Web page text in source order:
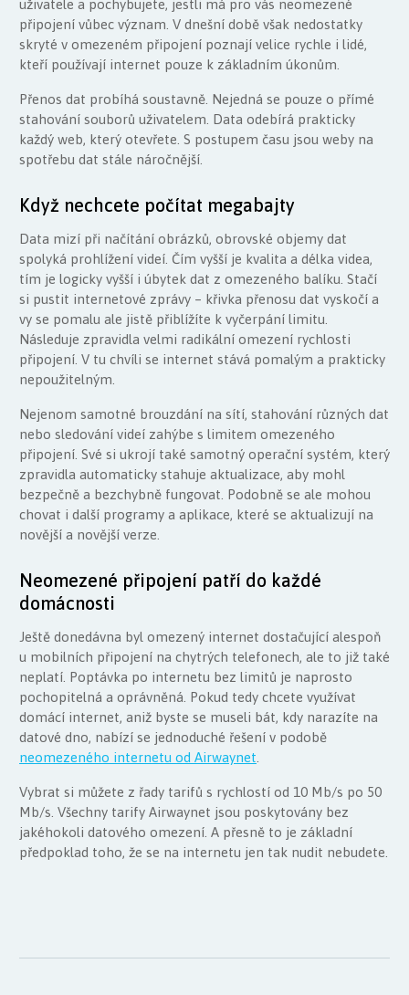
uživatele a pochybujete, jestli má pro vás neomezené
připojení vůbec význam. V dnešní době však nedostatky
skryté v omezeném připojení poznají velice rychle i lidé,
kteří používají internet pouze k základním úkonům.
Přenos dat probíhá soustavně. Nejedná se pouze o přímé
stahování souborů uživatelem. Data odebírá prakticky
každý web, který otevřete. S postupem času jsou weby na
spotřebu dat stále náročnější.
Když nechcete počítat megabajty
Data mizí při načítání obrázků, obrovské objemy dat
spolyká prohlížení videí. Čím vyšší je kvalita a délka videa,
tím je logicky vyšší i úbytek dat z omezeného balíku. Stačí
si pustit internetové zprávy – křivka přenosu dat vyskočí a
vy se pomalu ale jistě přiblížíte k vyčerpání limitu.
Následuje zpravidla velmi radikální omezení rychlosti
připojení. V tu chvíli se internet stává pomalým a prakticky
nepoužitelným.
Nejenom samotné brouzdání na sítí, stahování různých dat
nebo sledování videí zahýbe s limitem omezeného
připojení. Své si ukrojí také samotný operační systém, který
zpravidla automaticky stahuje aktualizace, aby mohl
bezpečně a bezchybně fungovat. Podobně se ale mohou
chovat i další programy a aplikace, které se aktualizují na
novější a novější verze.
Neomezené připojení patří do každé
domácnosti
Ještě donedávna byl omezený internet dostačující alespoň
u mobilních připojení na chytrých telefonech, ale to již také
neplatí. Poptávka po internetu bez limitů je naprosto
pochopitelná a oprávněná. Pokud tedy chcete využívat
domácí internet, aniž byste se museli bát, kdy narazíte na
datové dno, nabízí se jednoduché řešení v podobě
neomezeného internetu od Airwaynet
Vybrat si můžete z řady tarifů s rychlostí od 10 Mb/s po 50
Mb/s. Všechny tarify Airwaynet jsou poskytovány bez
jakéhokoli datového omezení. A přesně to je základní
předpoklad toho, že se na internetu jen tak nudit nebudete.